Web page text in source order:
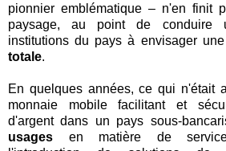
pionnier emblématique – n'en finit
paysage, au point de conduire
institutions du pays à envisager une
totale.
En quelques années, ce qui n'était
monnaie mobile facilitant et
d'argent dans un pays sous-
usages en matière de